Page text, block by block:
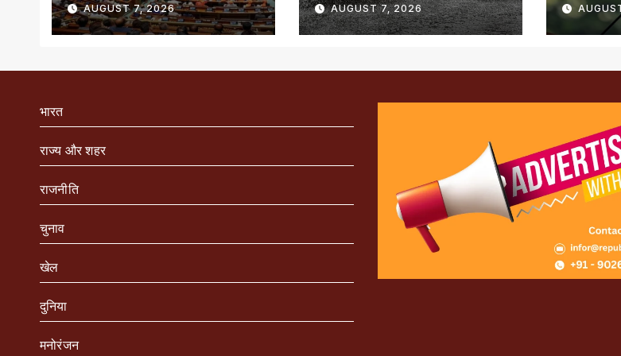
AUGUST 7, 2026
जारीAUGUST 7, 2026
भारत
राज्य और शहर
राजनीति
चुनाव
खेल
दुनिया
मनोरंजन